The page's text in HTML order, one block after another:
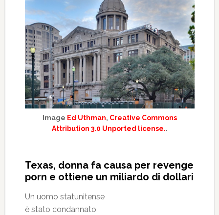
Image Ed Uthman, Creative Commons
Attribution 3.0 Unported license..
Texas, donna fa causa per revenge
porn e ottiene un miliardo di dollari
Un uomo statunitense
è stato condannato